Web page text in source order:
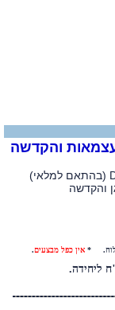
והקדשה
והקדשה
אין כפל מבצעים.